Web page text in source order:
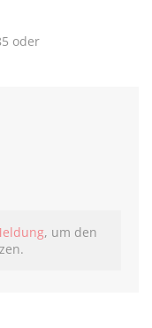
oder
, um den